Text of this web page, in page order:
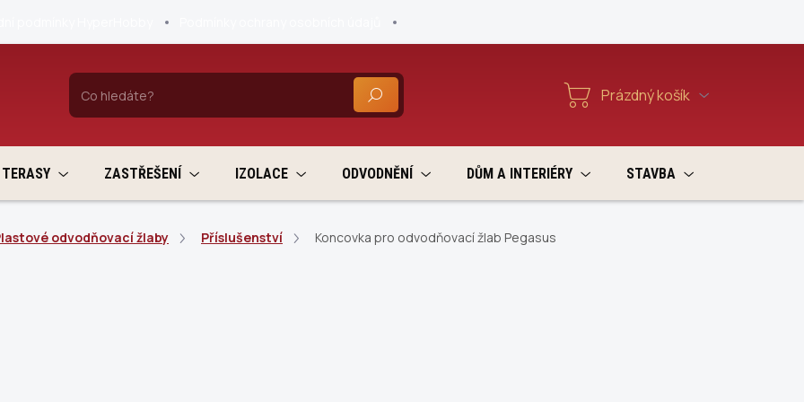
HLEDAT Nákupní
Prázdný košík
TERASY ZASTŘEŠENÍ IZOLACE ODVODNĚNÍ DŮM A INTERIÉRY STAVBA
odvodňovací žlaby Příslušenství Koncovka pro odvodňovací žlab Pegasus